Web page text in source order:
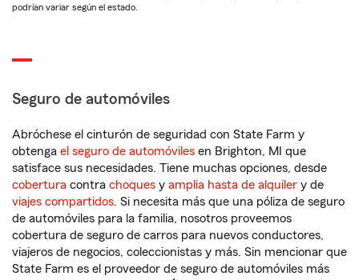
podrían variar según el estado.
Seguro de automóviles
Abróchese el cinturón de seguridad con State Farm y
obtenga el seguro de automóviles en Brighton, MI que
satisface sus necesidades. Tiene muchas opciones, desde
cobertura contra choques y amplia hasta de alquiler y de
viajes compartidos. Si necesita más que una póliza de seguro
de automóviles para la familia, nosotros proveemos
cobertura de seguro de carros para nuevos conductores,
viajeros de negocios, coleccionistas y más. Sin mencionar que
State Farm es el proveedor de seguro de automóviles más